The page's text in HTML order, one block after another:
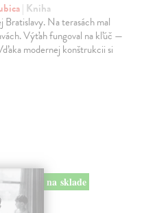
| Kniha
Na terasách mal
Výťah fungoval na kľúč —
modernej konštrukcii si
na sklade